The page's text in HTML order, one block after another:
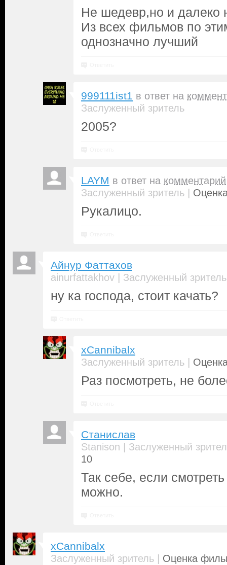
Не шедевр,но и далеко
Из всех фильмов по
однозначно лучший
999111ist1 в ответ на
Заслуженный зритель
2005?
LAYM в ответ на комментарий
Заслуженный зритель |
Рукалицо.
Айнур Фаттахов
ainurfattakhov | Заслуженный зритель
ну ка господа, стоит качать?
xCannibalx
Заслуженный зритель |
Раз посмотреть, не
Станислав
Stanison | Заслуженный
10
Так себе, если
можно.
xCannibalx
Заслуженный зритель | Оценка